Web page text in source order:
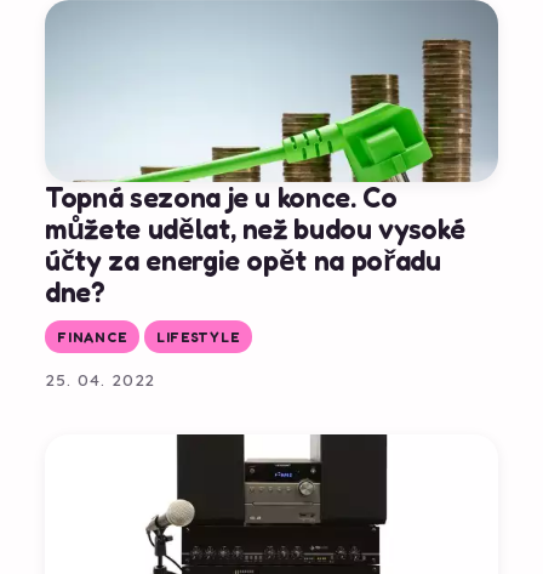
Topná sezona je u konce. Co
můžete udělat, než budou vysoké
účty za energie opět na pořadu
dne?
FINANCE LIFESTYLE
25. 04. 2022